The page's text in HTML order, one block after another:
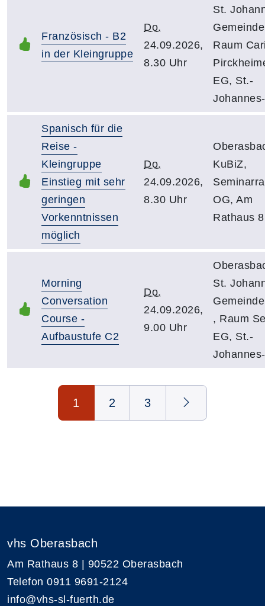
Französisch - B2
in der Kleingruppe
Do.
24.09.2026,
8.30 Uhr
St.
Raum
EG, St.-
Spanisch für die
Reise -
Kleingruppe
Einstieg mit sehr
geringen
Vorkenntnissen
möglich
Do.
24.09.2026,
8.30 Uhr
KuBiZ,
OG, Am
Rathaus 8
Morning
Conversation
Course -
Aufbaustufe C2
Do.
24.09.2026,
9.00 Uhr
St.
, Raum
EG, St.-
Seite 1 von 3
1 2 3
vhs Oberasbach
Am Rathaus 8 | 90522 Oberasbach
Telefon 0911 9691-2124
info@vhs-sl-fuerth.de